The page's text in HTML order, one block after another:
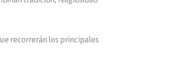
recorrerán los principales